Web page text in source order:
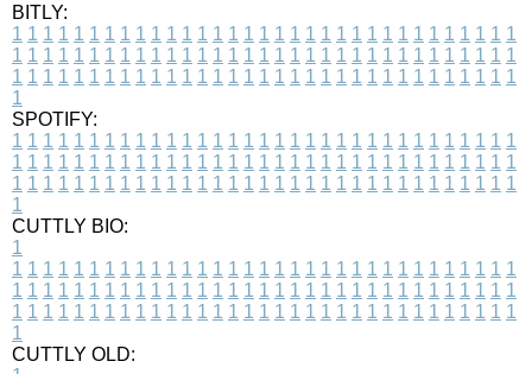
BITLY:
1 1 1 1 1 1 1 1 1 1 1 1 1 1 1 1 1 1 1 1 1 1 1 1 1 1 1 1 1 1 1 1 1
1 1 1 1 1 1 1 1 1 1 1 1 1 1 1 1 1 1 1 1 1 1 1 1 1 1 1 1 1 1 1 1 1
1 1 1 1 1 1 1 1 1 1 1 1 1 1 1 1 1 1 1 1 1 1 1 1 1 1 1 1 1 1 1 1 1
1
SPOTIFY:
1 1 1 1 1 1 1 1 1 1 1 1 1 1 1 1 1 1 1 1 1 1 1 1 1 1 1 1 1 1 1 1 1
1 1 1 1 1 1 1 1 1 1 1 1 1 1 1 1 1 1 1 1 1 1 1 1 1 1 1 1 1 1 1 1 1
1 1 1 1 1 1 1 1 1 1 1 1 1 1 1 1 1 1 1 1 1 1 1 1 1 1 1 1 1 1 1 1 1
1
CUTTLY BIO:
1
1 1 1 1 1 1 1 1 1 1 1 1 1 1 1 1 1 1 1 1 1 1 1 1 1 1 1 1 1 1 1 1 1
1 1 1 1 1 1 1 1 1 1 1 1 1 1 1 1 1 1 1 1 1 1 1 1 1 1 1 1 1 1 1 1 1
1 1 1 1 1 1 1 1 1 1 1 1 1 1 1 1 1 1 1 1 1 1 1 1 1 1 1 1 1 1 1 1 1
1
CUTTLY OLD: